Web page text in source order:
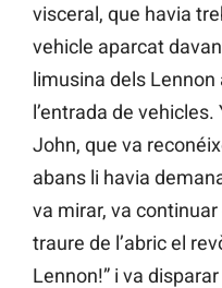
visceral, que havia
vehicle aparcat
limusina dels Lennon
l’entrada de
John, que va
abans li havia
va mirar, va
traure de l’abric el
Lennon!” i va